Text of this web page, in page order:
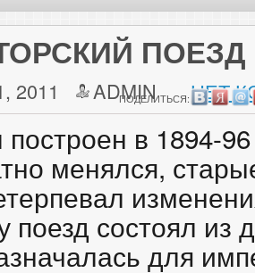
ПОЕЗД
2011 ADMIN НЕТ
ПОДЕЛИТЬСЯ:
в 1894-
менялся,
поезд состоял из
для